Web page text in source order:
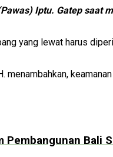
Iptu. Gatep saat
yang lewat harus
menambahkan,
Pembangunan Bali